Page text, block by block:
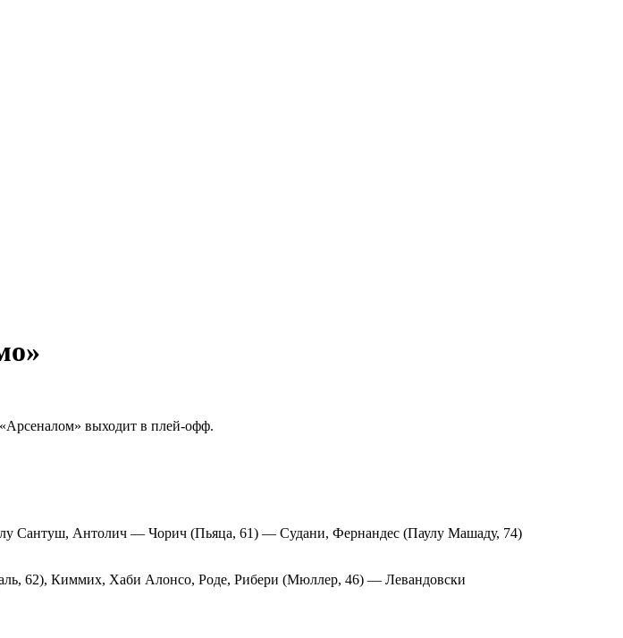
выходит в плей-офф.
Сантуш, Антолич — Чорич (Пьяца, 61) — Судани, Фернандес (Паулу Машаду, 74)
62), Киммих, Хаби Алонсо, Роде, Рибери (Мюллер, 46) — Левандовски